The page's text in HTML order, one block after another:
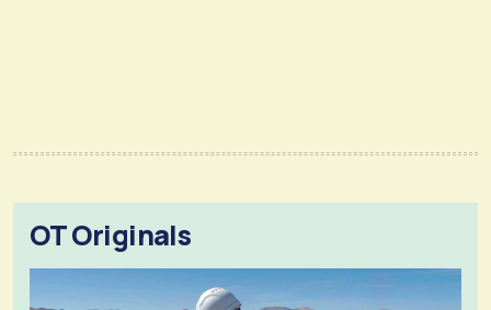
OT Originals